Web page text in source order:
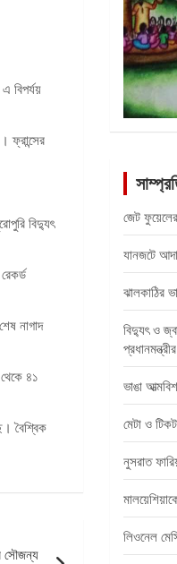
বিপর্যয়
ফ্রান্সের
বিদ্যুৎ
নাগাদ
থেকে ৪১
বৈশ্বিক
সৌজন্য
জেট
যানজটে
ঝালকাঠির
বিদ্যুৎ ও
প্রধানমন্ত্রীর
ভাঙা
মেটা ও
নুসরাত
লিওনেল